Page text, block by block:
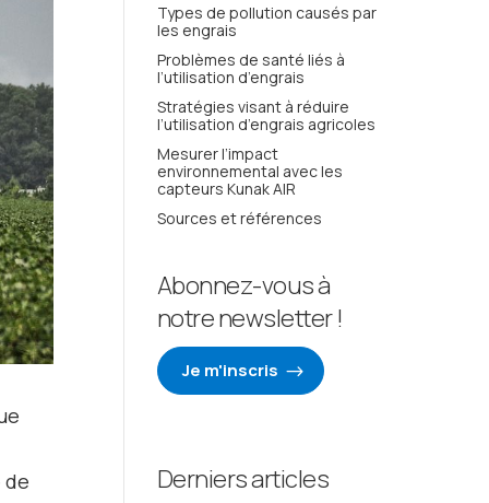
de
Types de pollution causés par
les engrais
Problèmes de santé liés à
l’utilisation d’engrais
Stratégies visant à réduire
l’utilisation d’engrais agricoles
Mesurer l’impact
environnemental avec les
capteurs Kunak AIR
Sources et références
Abonnez-vous à
notre newsletter !
Je m'inscris
Derniers articles